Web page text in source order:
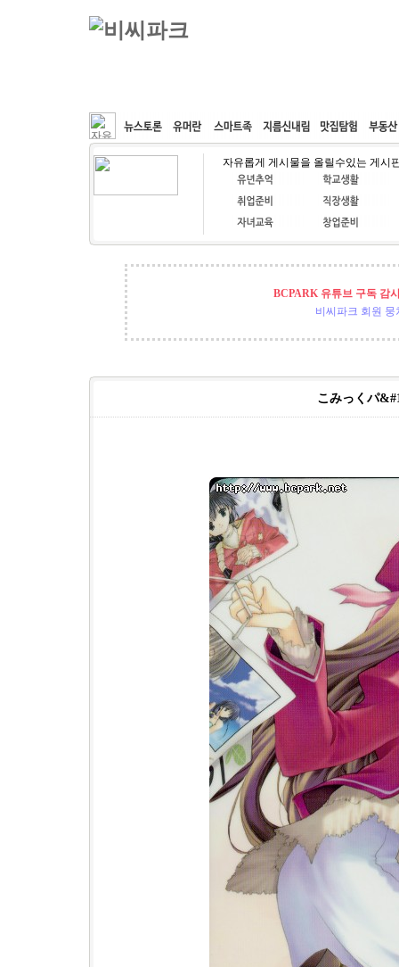
커뮤니티 속도패치 웹호스팅 공동구매
자유롭게 게시물을 올릴수있는 게시
BCPARK 유튜브 구독 감
비씨파크 회원 뭉
こみっくパ